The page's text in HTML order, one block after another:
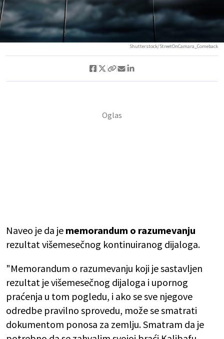
Shutterstock/StreetOnCamara_Comeback
Naveo je da je memorandum o razumevanju
rezultat višemesečnog kontinuiranog dijaloga.
"Memorandum o razumevanju koji je sastavljen
rezultat je višemesečnog dijaloga i upornog
praćenja u tom pogledu, i ako se sve njegove
odredbe pravilno sprovedu, može se smatrati
dokumentom ponosa za zemlju. Smatram da je